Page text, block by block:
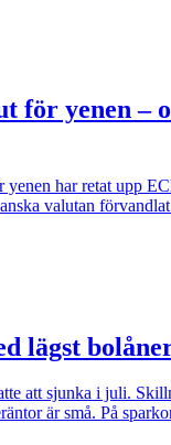
för yenen –
har retat upp
valutan
lägst
att sjunka i juli.
är små. På